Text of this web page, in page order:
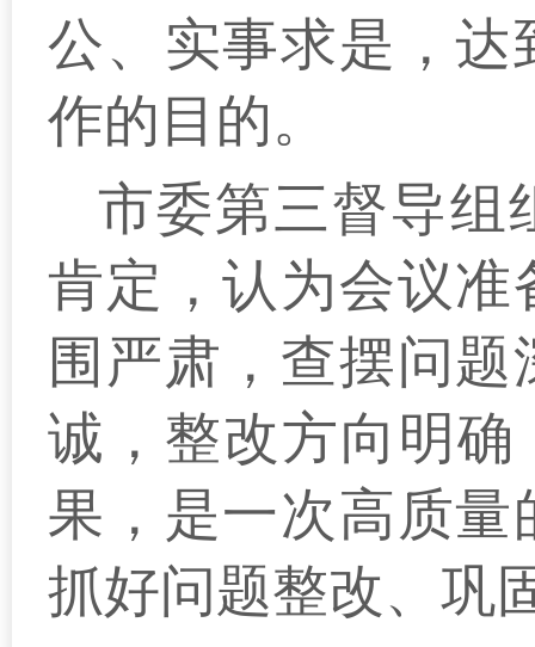
公、实事求是，
作的目的。
市委第三督导组
肯定，认为会议
围严肃，查摆问
诚，整改方向明确
果，是一次高质
抓好问题整改、巩